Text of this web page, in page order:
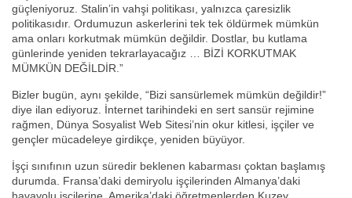
güçleniyoruz. Stalin’in vahşi politikası, yalnızca çaresizlik
politikasıdır. Ordumuzun askerlerini tek tek öldürmek mümkün
ama onları korkutmak mümkün değildir. Dostlar, bu kutlama
günlerinde yeniden tekrarlayacağız … BİZİ KORKUTMAK
MÜMKÜN DEĞİLDİR.”
Bizler bugün, aynı şekilde, “Bizi sansürlemek mümkün değildir!”
diye ilan ediyoruz. İnternet tarihindeki en sert sansür rejimine
rağmen, Dünya Sosyalist Web Sitesi’nin okur kitlesi, işçiler ve
gençler mücadeleye girdikçe, yeniden büyüyor.
İşçi sınıfının uzun süredir beklenen kabarması çoktan başlamış
durumda. Fransa’daki demiryolu işçilerinden Almanya’daki